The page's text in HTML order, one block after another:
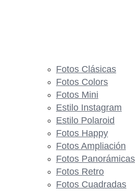
Fotos Clásicas
Fotos Colors
Fotos Mini
Estilo Instagram
Estilo Polaroid
Fotos Happy
Fotos Ampliación
Fotos Panorámicas
Fotos Retro
Fotos Cuadradas